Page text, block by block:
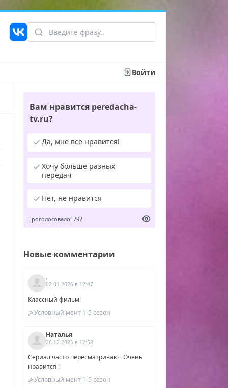
Войти
Вам нравится peredacha-
tv.ru?
Да, мне все нравится!
Хочу больше разных
передач
Нет, не нравится
Проголосовало: 792
Новые комментарии
.
02.01.2026 в 12:47
Классный фильм!
Условный мент 1-5 сезон
Наталья
26.12.2025 в 12:58
Сериал часто пересматриваю . Очень
нравится !
Условный мент 1-5 сезон